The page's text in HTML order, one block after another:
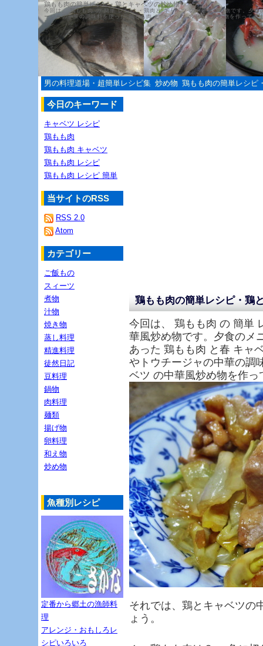
鶏もも肉の簡単レシピ・鶏とキャベツの炒め物
今回は、 鶏もも肉 の 簡単 レシピ ・鶏肉と キャベツ の中華風炒め物です。夕
ージャの中華の調味料を使った 鶏もも肉 と キャベツ の中華風炒め物を作ってみ
男の料理道場・超簡単レシピ集 炒め物 鶏もも肉の簡単レシピ
鶏もも肉の簡単レシピ・鶏
今回は、 鶏もも肉 の 簡単
華風炒め物です。夕食のメ
あった 鶏もも肉 と春 キャ
やトウチージャの中華の調
ベツ の中華風炒め物を作っ
それでは、鶏とキャベツの
ょう。
今日のキーワード
キャベツ レシピ
鶏もも肉
鶏もも肉 キャベツ
鶏もも肉 レシピ
鶏もも肉 レシピ 簡単
当サイトのRSS
RSS 2.0
Atom
カテゴリー
ご飯もの
スィーツ
煮物
汁物
焼き物
蒸し料理
精進料理
徒然日記
豆料理
鍋物
肉料理
麺類
揚げ物
卵料理
和え物
炒め物
魚種別レシピ
定番から郷土の漁師料
理
アレンジ・おもしろレ
シピいろいろ